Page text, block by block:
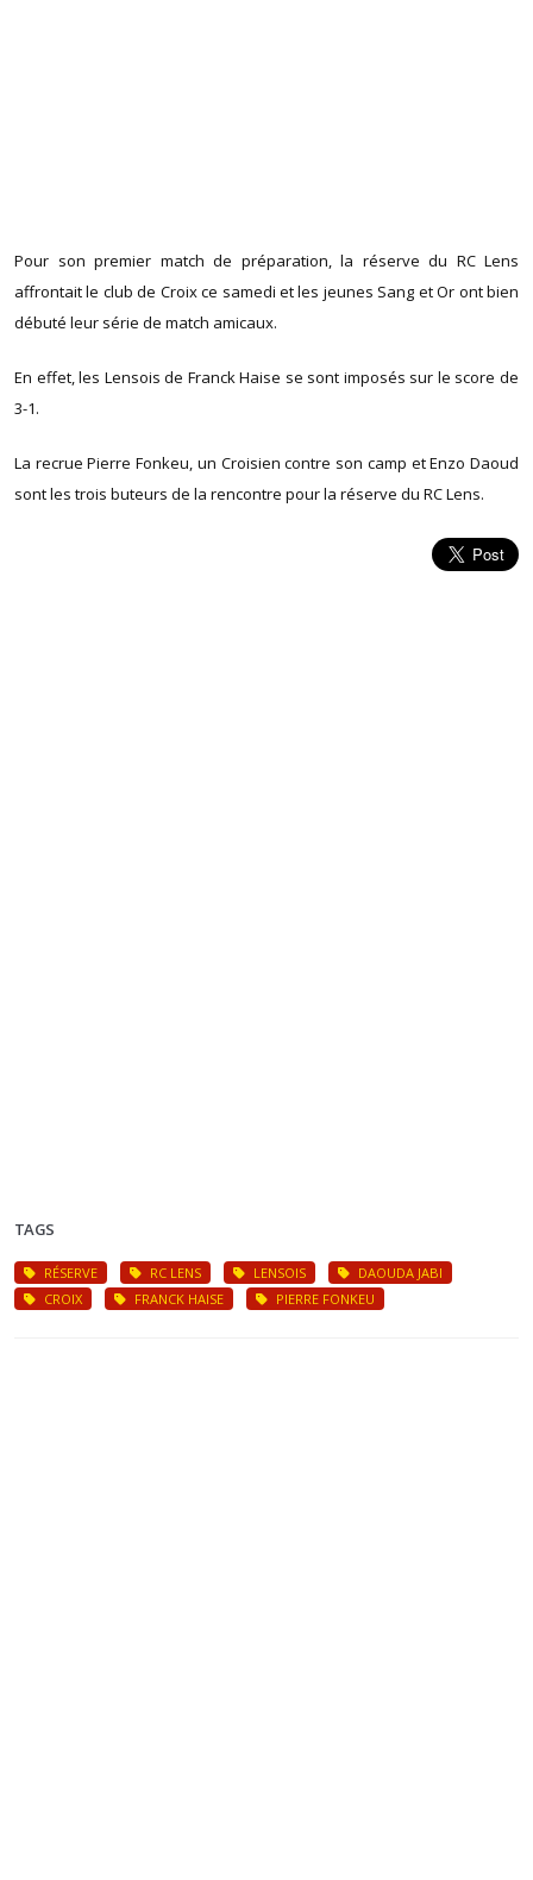
Pour son premier match de préparation, la réserve du RC Lens
affrontait le club de Croix ce samedi et les jeunes Sang et Or ont bien
débuté leur série de match amicaux.
En effet, les Lensois de Franck Haise se sont imposés sur le score de
3-1.
La recrue Pierre Fonkeu, un Croisien contre son camp et Enzo Daoud
sont les trois buteurs de la rencontre pour la réserve du RC Lens.
TAGS
RÉSERVE RC LENS LENSOIS
DAOUDA JABI
CROIX
FRANCK HAISE PIERRE FONKEU